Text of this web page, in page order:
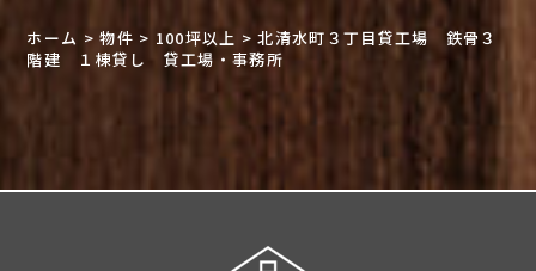
ホーム >物件 > 100坪以上 >北清水町３丁目貸工場 鉄骨３
階建 １棟貸し 貸工場・事務所